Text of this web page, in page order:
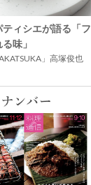
ィシエが語る「フ
味」
」高塚俊也